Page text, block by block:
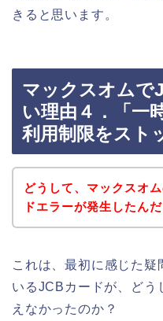
きると思います。
マックスオムで
い理由４．「一
利用制限をスト
どうして、マックスオ
ドエラーが発生したん
これは、最初に感じた疑
いるJCBカードが、どう
えなかったのか？